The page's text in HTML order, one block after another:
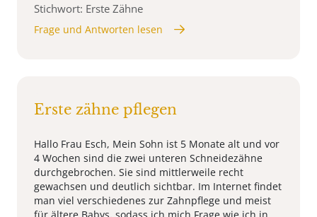
Stichwort: Erste Zähne
Frage und Antworten lesen
Erste zähne pflegen
Hallo Frau Esch, Mein Sohn ist 5 Monate alt und vor
4 Wochen sind die zwei unteren Schneidezähne
durchgebrochen. Sie sind mittlerweile recht
gewachsen und deutlich sichtbar. Im Internet findet
man viel verschiedenes zur Zahnpflege und meist